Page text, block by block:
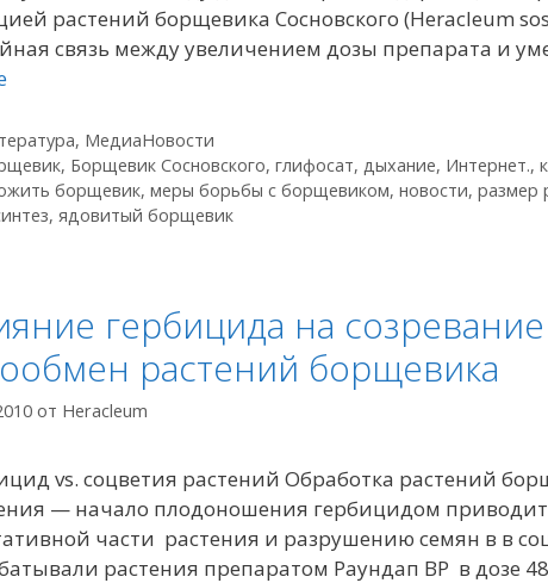
растений борщевика Сосновского (Heracleum
связь между увеличением дозы препарата и
, МедиаНовости
, Борщевик Сосновского, глифосат, дыхание, Интернет.,
борщевик, меры борьбы с борщевиком, новости, размер
, ядовитый борщевик
гербицида на
растений борщевика
от Heracleum
vs. соцветия растений Обработка растений
— начало плодоношения гербицидом
части растения и разрушению семян в в
растения препаратом Раундап ВР в дозе